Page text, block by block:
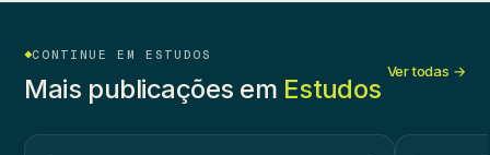
CONTINUE EM ESTUDOS
Mais publicações em Estudos
Ver todas →